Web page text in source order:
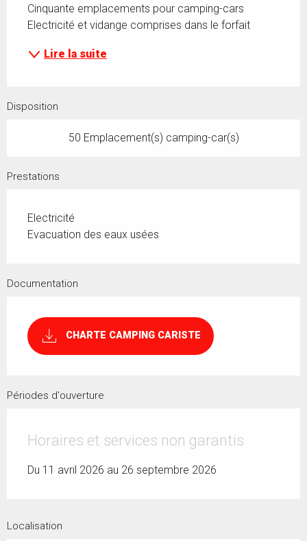
Cinquante emplacements pour camping-cars
Electricité et vidange comprises dans le forfait
Lire la suite
Disposition
50 Emplacement(s) camping-car(s)
Prestations
Electricité
Evacuation des eaux usées
Documentation
CHARTE CAMPING CARISTE
Périodes d'ouverture
Horaires et services non garantis
Du 11 avril 2026 au 26 septembre 2026
Localisation